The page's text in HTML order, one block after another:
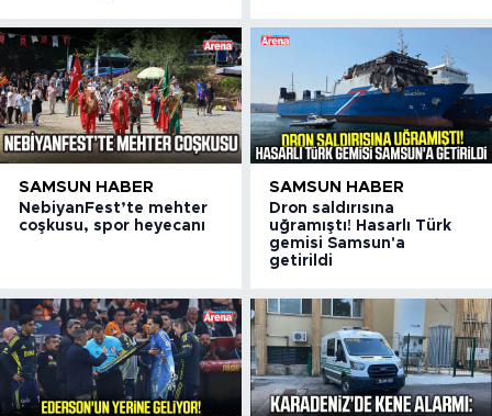
SAMSUN HABER
NebiyanFest’te mehter
coşkusu, spor heyecanı
SAMSUN HABER
Dron saldırısına
uğramıştı! Hasarlı Türk
gemisi Samsun'a
getirildi